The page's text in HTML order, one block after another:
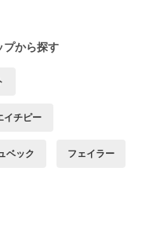
プから探す
イチピー
ベック フェイラー